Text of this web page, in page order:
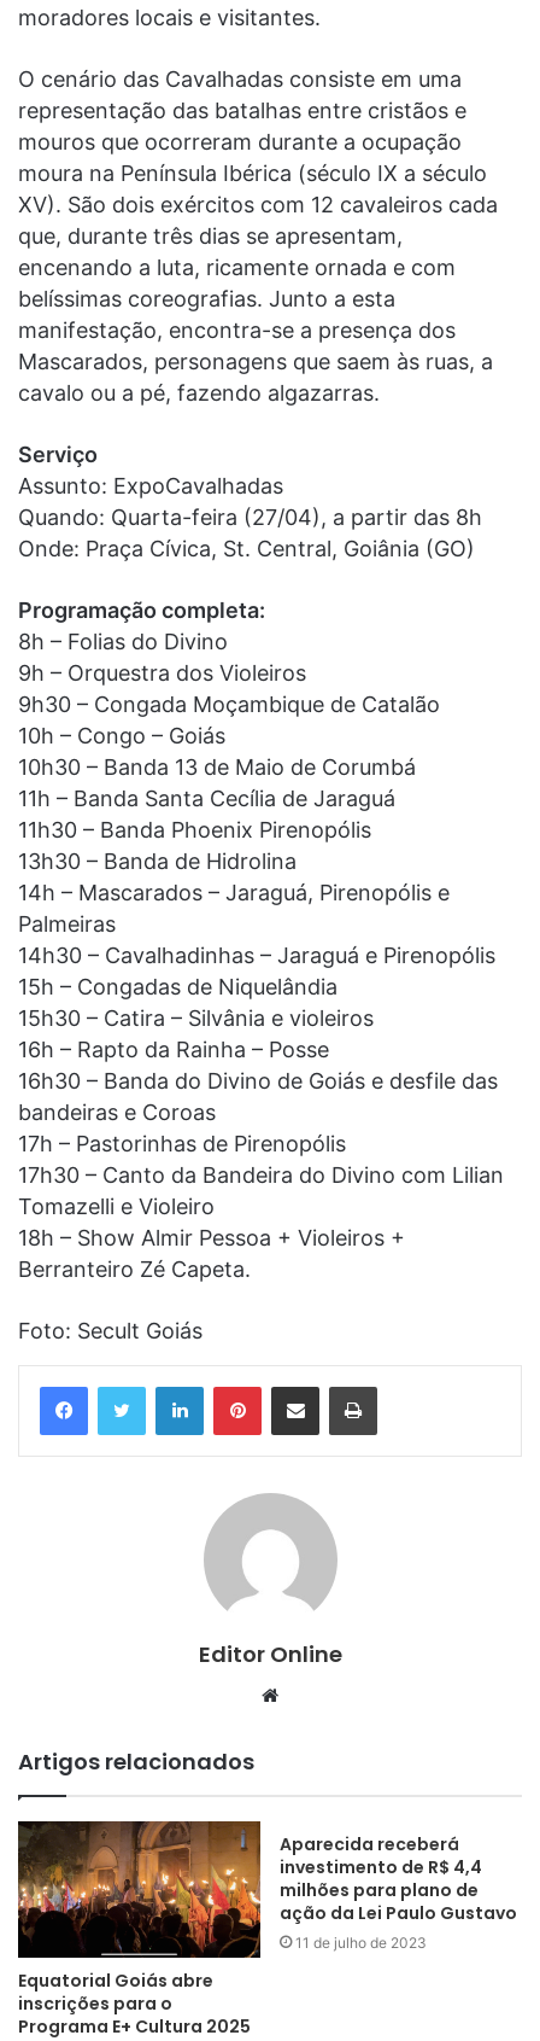
moradores locais e visitantes.
O cenário das Cavalhadas consiste em uma
representação das batalhas entre cristãos e
mouros que ocorreram durante a ocupação
moura na Península Ibérica (século IX a século
XV). São dois exércitos com 12 cavaleiros cada
que, durante três dias se apresentam,
encenando a luta, ricamente ornada e com
belíssimas coreografias. Junto a esta
manifestação, encontra-se a presença dos
Mascarados, personagens que saem às ruas, a
cavalo ou a pé, fazendo algazarras.
Serviço
Assunto: ExpoCavalhadas
Quando: Quarta-feira (27/04), a partir das 8h
Onde: Praça Cívica, St. Central, Goiânia (GO)
Programação completa:
8h – Folias do Divino
9h – Orquestra dos Violeiros
9h30 – Congada Moçambique de Catalão
10h – Congo – Goiás
10h30 – Banda 13 de Maio de Corumbá
11h – Banda Santa Cecília de Jaraguá
11h30 – Banda Phoenix Pirenopólis
13h30 – Banda de Hidrolina
14h – Mascarados – Jaraguá, Pirenopólis e
Palmeiras
14h30 – Cavalhadinhas – Jaraguá e Pirenopólis
15h – Congadas de Niquelândia
15h30 – Catira – Silvânia e violeiros
16h – Rapto da Rainha – Posse
16h30 – Banda do Divino de Goiás e desfile das
bandeiras e Coroas
17h – Pastorinhas de Pirenopólis
17h30 – Canto da Bandeira do Divino com Lilian
Tomazelli e Violeiro
18h – Show Almir Pessoa + Violeiros +
Berranteiro Zé Capeta.
Foto: Secult Goiás
LinkedinPinterestCompartilhar via e-mail Imprimir
Editor Online
Website
Artigos relacionados
Equatorial Goiás abre
inscrições para o
Programa E+ Cultura 2025
Aparecida receberá
investimento de R$ 4,4
milhões para plano de
ação da Lei Paulo Gustavo
11 de julho de 2023